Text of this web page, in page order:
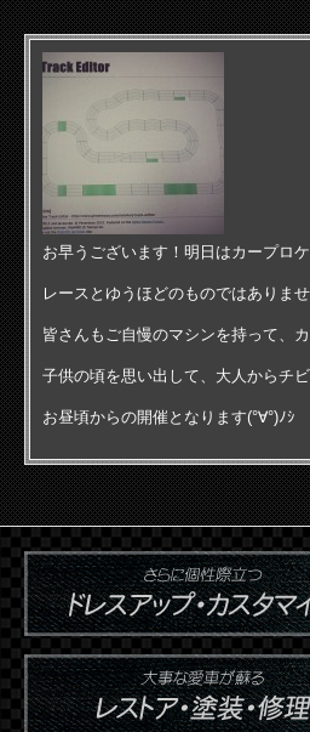
お早うございます！明日はカープロ
レースとゆうほどのものではありま
皆さんもご自慢のマシンを持って、
子供の頃を思い出して、大人からチ
お昼頃からの開催となります(°∀°)ﾉｼ